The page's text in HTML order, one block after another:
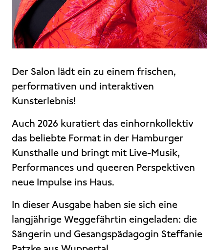
Der Salon lädt ein zu einem frischen,
performativen und interaktiven
Kunsterlebnis!
Auch 2026 kuratiert das einhornkollektiv
das beliebte Format in der Hamburger
Kunsthalle und bringt mit Live-Musik,
Performances und queeren Perspektiven
neue Impulse ins Haus.
In dieser Ausgabe haben sie sich eine
langjährige Weggefährtin eingeladen: die
Sängerin und Gesangspädagogin Steffanie